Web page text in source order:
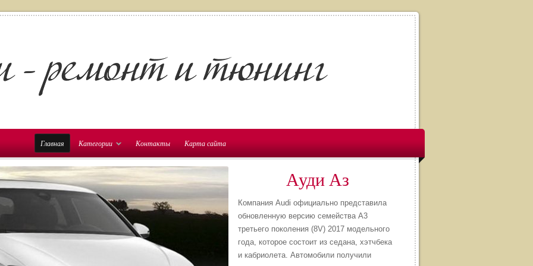
Главная Категории Контакты Карта сайта
Ауди Аз
Компания Audi официально представила
обновленную версию семейства A3
третьего поколения (8V) 2017 модельного
года, которое состоит из седана, хэтчбека
и кабриолета. Автомобили получили